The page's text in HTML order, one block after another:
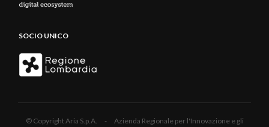
SOCIO UNICO
© Copyright Aria S.p.A. - Azienda Regionale per l'Innovazione e gli